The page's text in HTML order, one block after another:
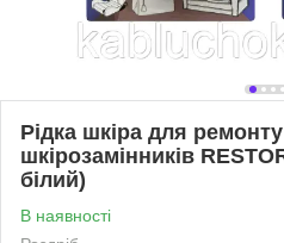
Рідка шкіра для ремонту
шкірозамінників
білий)
В наявності